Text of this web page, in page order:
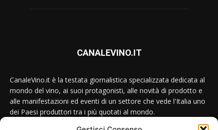
CANALEVINO.IT
CanaleVino.it è la testata giornalistica specializzata dedicata al
mondo del vino, ai suoi protagonisti, alle novità di prodotto e
alle manifestazioni ed eventi di un settore che vede l'Italia uno
dei Paesi produttori tra i più quotati al mondo.